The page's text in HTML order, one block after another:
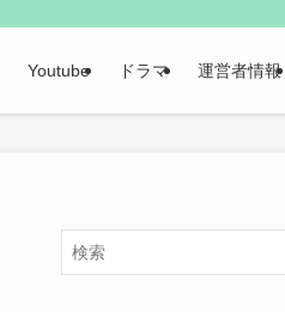
Youtube ドラマ 運営者情報